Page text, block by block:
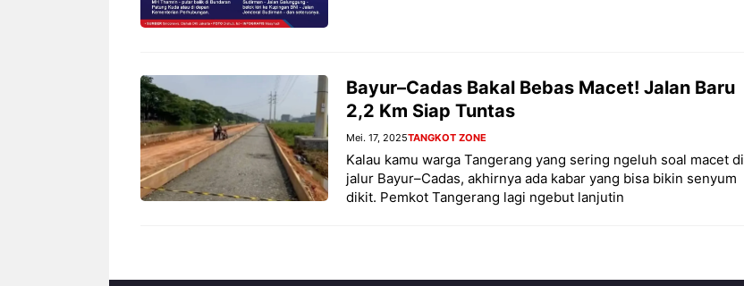
Bayur–Cadas Bakal Bebas Macet! Jalan Baru
2,2 Km Siap Tuntas
Mei. 17, 2025TANGKOT ZONE
Kalau kamu warga Tangerang yang sering ngeluh soal macet di
jalur Bayur–Cadas, akhirnya ada kabar yang bisa bikin senyum
dikit. Pemkot Tangerang lagi ngebut lanjutin